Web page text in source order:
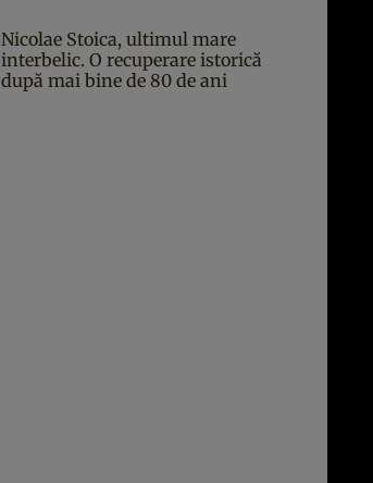
Nicolae Stoica, ultimul mare
interbelic. O recuperare istorică
după mai bine de 80 de ani